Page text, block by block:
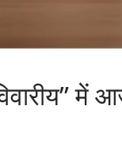
में